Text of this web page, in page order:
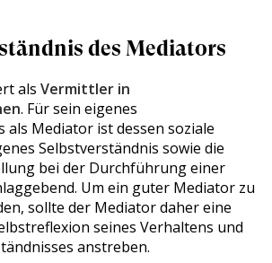
des Mediators
als Vermittler in
. Für sein eigenes
als Mediator ist dessen soziale
Selbstverständnis sowie die
bei der Durchführung einer
Um ein guter Mediator zu
sollte der Mediator daher eine
seines Verhaltens und
anstreben.